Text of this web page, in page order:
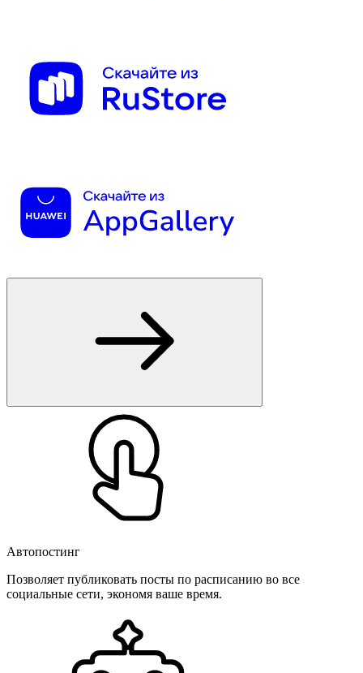
Автопостинг
Позволяет публиковать посты по расписанию во все
социальные сети, экономя ваше время.